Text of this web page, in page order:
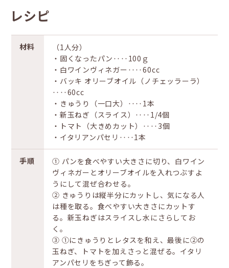
レシピ
材料
（1人分）
・固くなったパン‥‥100ｇ
・白ワインヴィネガー‥‥60cc
・バッキ オリーブオイル（ノチェッラーラ）
‥‥60cc
・きゅうり（一口大）‥‥1本
・新玉ねぎ（スライス）‥‥1/4個
・トマト（大きめカット）‥‥3個
・イタリアンパセリ‥‥1本
手順
① パンを食べやすい大きさに切り、白ワイン
ヴィネガーとオリーブオイルを入れつぶすよ
うにして混ぜ合わせる。
② きゅうりは縦半分にカットし、気になる人
は種を取る。食べやすい大きさにカットす
る。新玉ねぎはスライスし水にさらしてお
く。
③ ①にきゅうりとレタスを和え、最後に②の
玉ねぎ、トマトを加えさっと混ぜる。イタリ
アンパセリをちぎって飾る。